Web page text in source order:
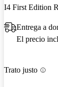
I4 First Edition
Entrega a
El precio
Trato justo